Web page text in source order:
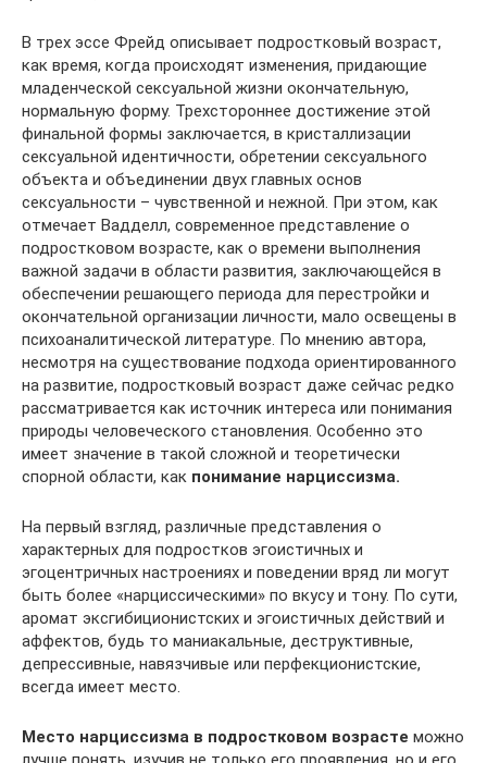
В трех эссе Фрейд описывает подростковый возраст,
как время, когда происходят изменения, придающие
младенческой сексуальной жизни окончательную,
нормальную форму. Трехстороннее достижение этой
финальной формы заключается, в кристаллизации
сексуальной идентичности, обретении сексуального
объекта и объединении двух главных основ
сексуальности – чувственной и нежной. При этом, как
отмечает Вадделл, современное представление о
подростковом возрасте, как о времени выполнения
важной задачи в области развития, заключающейся в
обеспечении решающего периода для перестройки и
окончательной организации личности, мало освещены в
психоаналитической литературе. По мнению автора,
несмотря на существование подхода ориентированного
на развитие, подростковый возраст даже сейчас редко
рассматривается как источник интереса или понимания
природы человеческого становления. Особенно это
имеет значение в такой сложной и теоретически
спорной области, как понимание нарциссизма.
На первый взгляд, различные представления о
характерных для подростков эгоистичных и
эгоцентричных настроениях и поведении вряд ли могут
быть более «нарциссическими» по вкусу и тону. По сути,
аромат эксгибиционистских и эгоистичных действий и
аффектов, будь то маниакальные, деструктивные,
депрессивные, навязчивые или перфекционистские,
всегда имеет место.
Место нарциссизма в подростковом возрасте можно